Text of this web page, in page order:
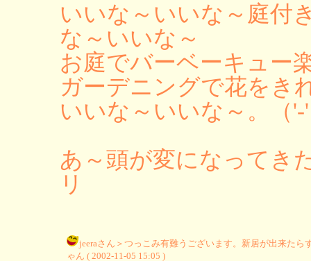
いいな～いいな～庭付
な～いいな～
お庭でバーベーキュー
ガーデニングで花をき
いいな～いいな～。（
あ～頭が変になってき
リ
jeeraさん＞つっこみ有難うございます。新居が出来た
ゃん ( 2002-11-05 15:05 )